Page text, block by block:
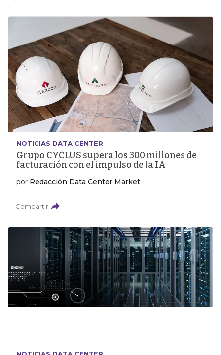
NOTICIAS DATA CENTER
Grupo CYCLUS supera los 300 millones de
facturación con el impulso de la IA
por Redacción Data Center Market
Compartir